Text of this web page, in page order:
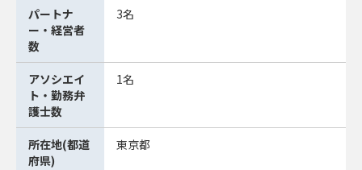
パートナ
ー・経営者
数
3名
アソシエイ
ト・勤務弁
護士数
1名
所在地(都道
府県)
東京都